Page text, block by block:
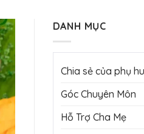
DANH MỤC
Chia sẻ của phụ
Góc Chuyên Môn
Hỗ Trợ Cha Mẹ